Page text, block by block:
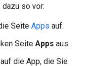
dazu so vor:
Seite Apps auf.
Seite Apps aus.
die App, die Sie